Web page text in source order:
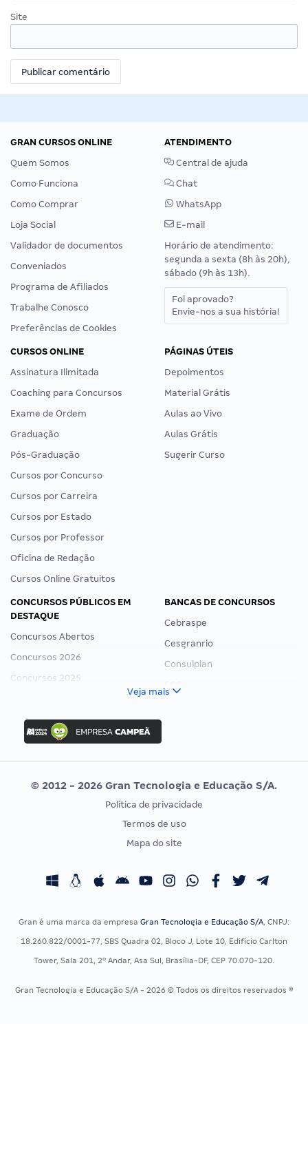
Site
GRAN CURSOS ONLINE
Quem Somos
Como Funciona
Como Comprar
Loja Social
Validador de documentos
Conveniados
Programa de Afiliados
Trabalhe Conosco
Preferências de Cookies
ATENDIMENTO
Central de ajuda
Chat
WhatsApp
E-mail
Horário de atendimento:
segunda a sexta (8h às 20h),
sábado (9h às 13h).
Foi aprovado?
Envie-nos a sua história!
CURSOS ONLINE
Assinatura Ilimitada
Coaching para Concursos
Exame de Ordem
Graduação
Pós-Graduação
Cursos por Concurso
Cursos por Carreira
Cursos por Estado
Cursos por Professor
Oficina de Redação
Cursos Online Gratuitos
PÁGINAS ÚTEIS
Depoimentos
Material Grátis
Aulas ao Vivo
Aulas Grátis
Sugerir Curso
CONCURSOS PÚBLICOS EM
DESTAQUE
Concursos Abertos
Concursos 2026
Concursos 2025
Concurso Nacional Unificado
Concurso Ibama
Concurso MPU
Editais publicados
BANCAS DE CONCURSOS
Cebraspe
Cesgranrio
Consulplan
Vunesp
CONCURSOS POR PROFISSÃO
Concursos Fiscais
Concursos Saúde
Residência Multiprofissional
EXAME DE ORDEM
Calendário OAB
Veja mais
© 2012 - 2026 Gran Tecnologia e Educação S/A.
Política de privacidade
Termos de uso
Mapa do site
Gran é uma marca da empresa Gran Tecnologia e Educação S/A, CNPJ:
18.260.822/0001-77, SBS Quadra 02, Bloco J, Lote 10, Edifício Carlton
Tower, Sala 201, 2º Andar, Asa Sul, Brasília-DF, CEP 70.070-120.
Gran Tecnologia e Educação S/A - 2026 © Todos os direitos reservados ®